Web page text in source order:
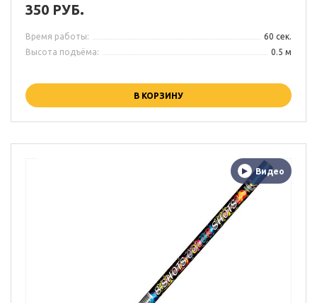
350 РУБ.
Время работы:
60 сек.
Высота подъёма:
0.5 м
В КОРЗИНУ
Видео